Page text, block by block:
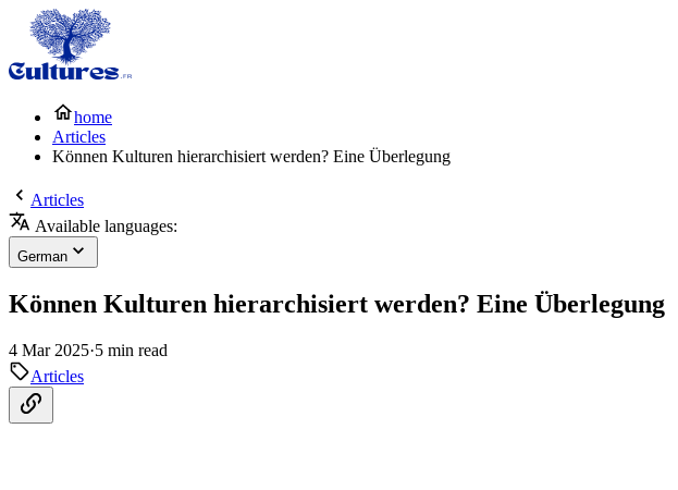
home
Articles
Können Kulturen hierarchisiert werden? Eine Überlegung
Articles
Available languages:
German
Können Kulturen hierarchisiert werden? Eine Überlegung
4 Mar 2025·5 min read
Articles